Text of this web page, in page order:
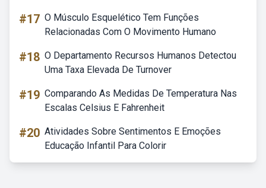
#17 O Músculo Esquelético Tem Funções
Relacionadas Com O Movimento Humano
#18 O Departamento Recursos Humanos Detectou
Uma Taxa Elevada De Turnover
#19 Comparando As Medidas De Temperatura Nas
Escalas Celsius E Fahrenheit
#20 Atividades Sobre Sentimentos E Emoções
Educação Infantil Para Colorir